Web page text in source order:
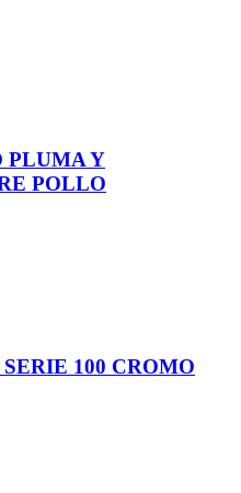
PLUMA Y
POLLO
100 CROMO